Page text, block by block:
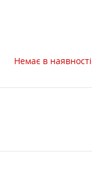
Немає в наявності